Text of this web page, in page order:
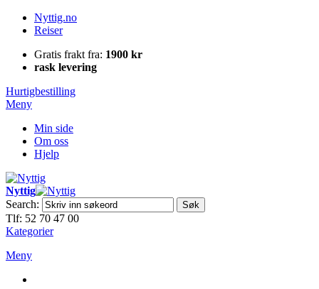
Nyttig.no
Reiser
Gratis frakt fra: 1900 kr
rask levering
Hurtigbestilling
Meny
Min side
Om oss
Hjelp
Nyttig
Search:
Søk
Tlf: 52 70 47 00
Kategorier
Meny